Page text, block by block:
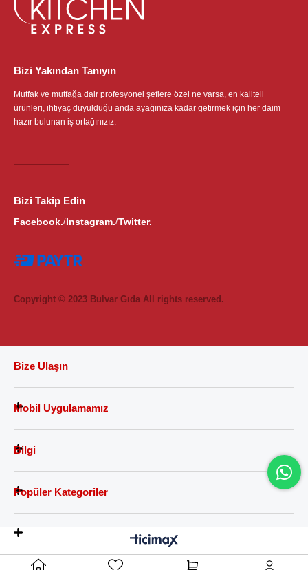
Bizi Yakından Tanıyın
Mutfak ve mutfağa dair profesyonel şeflere özel ne varsa, en kaliteli
ürünleri, ihtiyaç duyulduğu anda ayağınıza kadar getirmek için her daim
hazır bulunan iş ortağınızız.
Bizi Takip Edin
Facebook./Instagram./Twitter.
Copyright © 2023 Bulvar Gıda All rights reserved.
Bize Ulaşın
Mobil Uygulamamız
Bilgi
Popüler Kategoriler